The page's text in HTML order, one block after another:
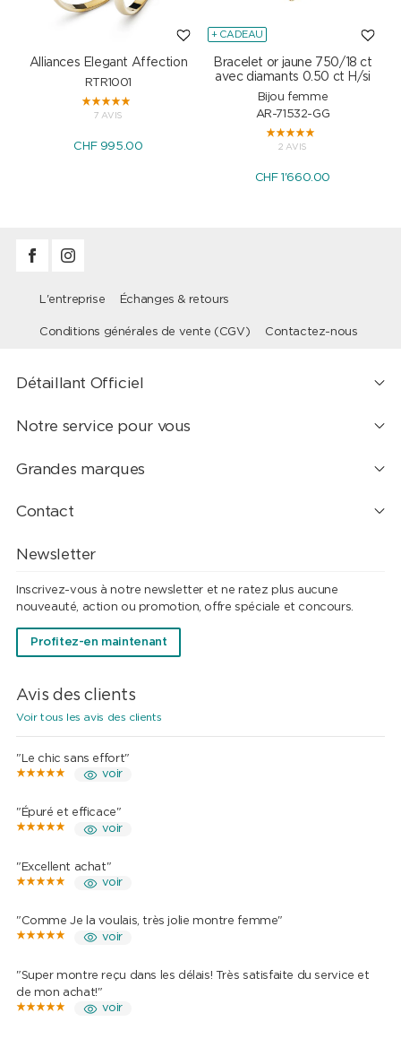
Alliances Elegant Affection
RTR1001
7 AVIS
CHF 995.00
+ CADEAU
Bracelet or jaune 750/18 ct
avec diamants 0.50 ct H/si
Bijou femme
AR-71532-GG
2 AVIS
CHF 1'660.00
L'entreprise Échanges & retours
Conditions générales de vente (CGV) Contactez-nous
Détaillant Officiel
Notre service pour vous
Grandes marques
Contact
Newsletter
Inscrivez-vous à notre newsletter et ne ratez plus aucune
nouveauté, action ou promotion, offre spéciale et concours.
Profitez-en maintenant
Avis des clients
Voir tous les avis des clients
"Le chic sans effort"
voir
"Épuré et efficace"
voir
"Excellent achat"
voir
"Comme Je la voulais, très jolie montre femme"
voir
"Super montre reçu dans les délais! Très satisfaite du service et
de mon achat!"
voir